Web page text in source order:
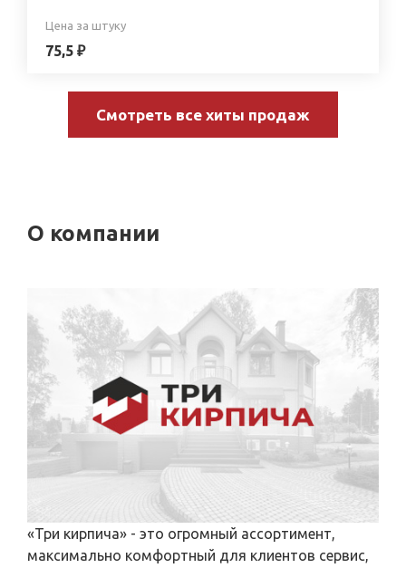
Цена за штуку
75,5 ₽
Смотреть все хиты продаж
О компании
«Три кирпича» - это огромный ассортимент,
максимально комфортный для клиентов сервис,